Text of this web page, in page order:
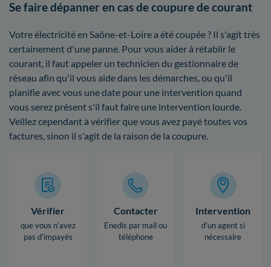
Se faire dépanner en cas de coupure de courant
Votre électricité en Saône-et-Loire a été coupée ? Il s'agit très
certainement d'une panne. Pour vous aider à rétablir le
courant, il faut appeler un technicien du gestionnaire de
réseau afin qu'il vous aide dans les démarches, ou qu'il
planifie avec vous une date pour une intervention quand
vous serez présent s'il faut faire une intervention lourde.
Veillez cependant à vérifier que vous avez payé toutes vos
factures, sinon il s'agit de la raison de la coupure.
Vérifier
que vous n’avez
pas d’impayés
Contacter
Enedis par mail ou
téléphone
Intervention
d’un agent si
nécessaire